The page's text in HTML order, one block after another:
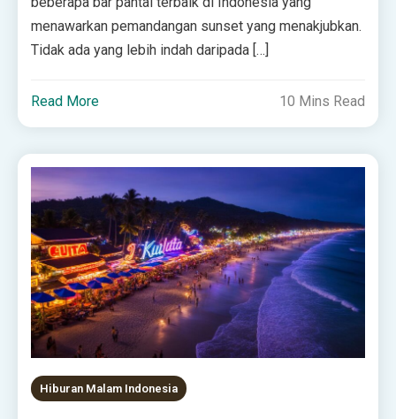
menawarkan pemandangan sunset yang menakjubkan.
Tidak ada yang lebih indah daripada […]
Read More 10 Mins Read
Hiburan Malam Indonesia